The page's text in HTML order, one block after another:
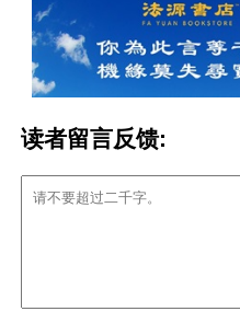
读者留言反馈: